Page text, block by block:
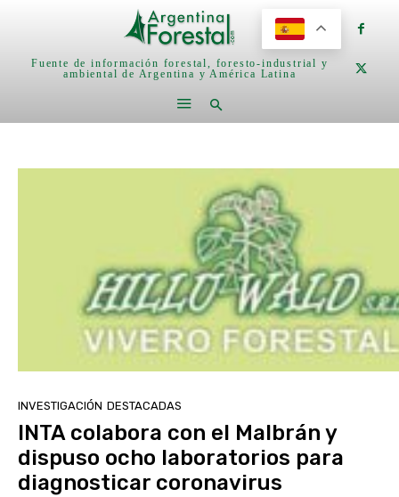
Fuente de información forestal, foresto-industrial y
ambiental de Argentina y América Latina
INVESTIGACIÓN DESTACADAS
INTA colabora con el Malbrán y
dispuso ocho laboratorios para
diagnosticar coronavirus